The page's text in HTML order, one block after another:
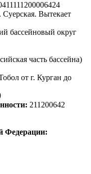
Суерская. Вытекает
бассейновый округ
часть бассейна)
от г. Курган до
211200642
Федерации: